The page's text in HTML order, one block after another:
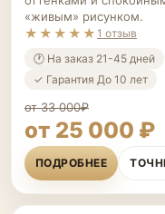
«живым» рисунком.
★★★★★ 1 отзыв
🕐 На заказ 21-45 дней
✓ Гарантия До 10 лет
от 33 000₽
от 25 000 ₽
ПОДРОБНЕЕ